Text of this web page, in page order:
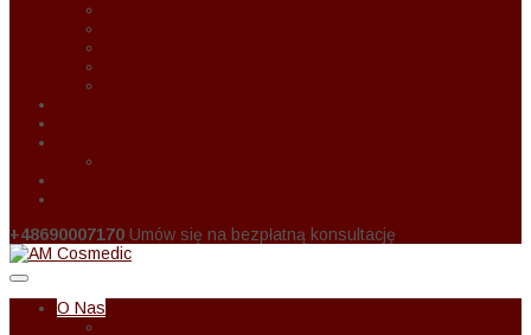
+48690007170 Umów się na bezpłatną konsultację
O Nas